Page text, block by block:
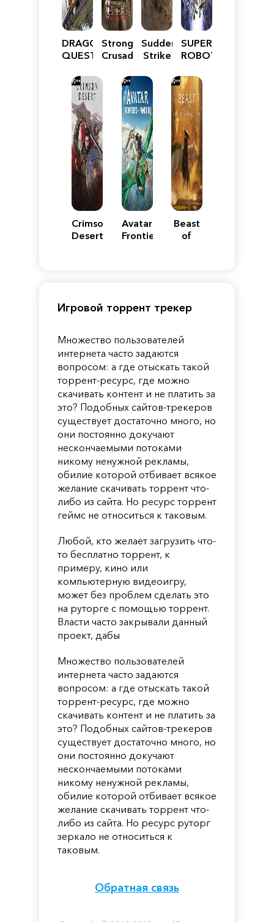
DRAGON
QUEST
Reimagined
Stronghold
Crusader:
Edition
Sudden
Strike
SUPER
ROBOT
Y
Crimson
Desert
Avatar:
Frontiers
Beast
of
Игровой торрент трекер
Множество пользователей
интернета часто задаются
вопросом: а где отыскать такой
торрент-ресурс, где можно
скачивать контент и не платить за
это? Подобных сайтов-трекеров
существует достаточно много, но
они постоянно докучают
нескончаемыми потоками
никому ненужной рекламы,
обилие которой отбивает всякое
желание скачивать торрент что-
либо из сайта. Но ресурс торрент
геймс не относиться к таковым.
Любой, кто желает загрузить что-
то бесплатно торрент, к
примеру, кино или
компьютерную видеоигру,
может без проблем сделать это
на руторге с помощью торрент.
Власти часто закрывали данный
проект, дабы
Множество пользователей
интернета часто задаются
вопросом: а где отыскать такой
торрент-ресурс, где можно
скачивать контент и не платить за
это? Подобных сайтов-трекеров
существует достаточно много, но
они постоянно докучают
нескончаемыми потоками
никому ненужной рекламы,
обилие которой отбивает всякое
желание скачивать торрент что-
либо из сайта. Но ресурс руторг
зеркало не относиться к
таковым.
Обратная связь